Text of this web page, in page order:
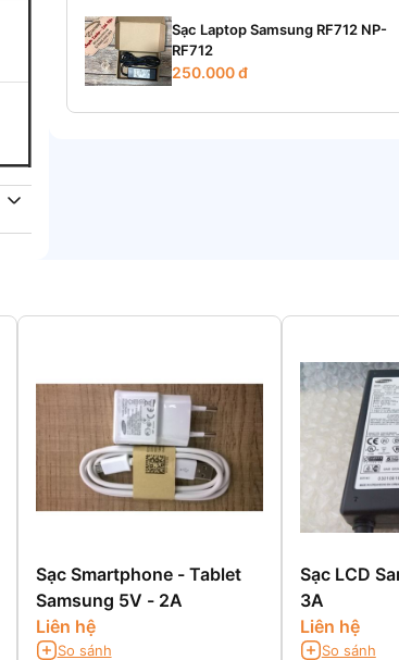
Sạc Laptop Samsung RF712 NP-
RF712
250.000 đ
Sạc Smartphone - Tablet
Samsung 5V - 2A
Liên hệ
So sánh
Sạc LCD
3A
Liên hệ
So sánh